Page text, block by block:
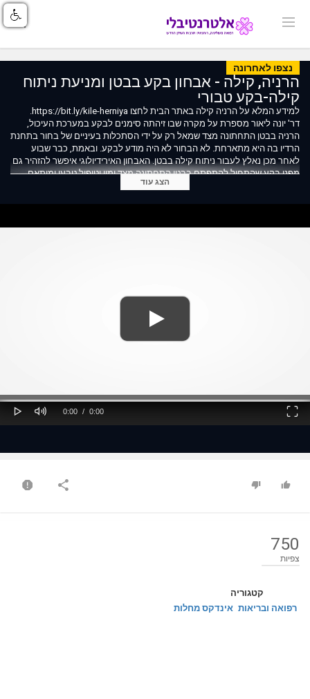
נצפו לאחרונה
הרניה, קילה - אבחון בקע בבטן ומניעת ניתוח
קילה-בקע טבורי
למידע המלא על הרניה קילה באתר הבית לחצו https://bit.ly/kile-herniya.
דר' יונה ליאור מספרת על מקרה שבו זיהתה סימנים לבקע במערכת העיכול,
הרניה בבטן התחתונה מצד שמאל רק על ידי הסתכלות בעיניים של בחור בתחנת
הרדיו בה היא מתארחת. לא הבחור לא היה מודע לבקע. ובאמת, כבר שבוע
לאחר מכן נאלץ לעבור ניתוח קילה בבטן. האבחון האירידיולוגי איפשר להזהיר גם
מפני בקע שהתחיל להתפתח בבטן התחתונה מצד ימין וטיפול טבעי ומותאם
אישית מנע התפרצות הרניה נוספת וניתוח בקע מיותר נוסף.
הצג עוד
Play Mute
Current
0:00 /
Duration
0:00
Fullscreen
750
צפיות
קטגוריה
רפואה ובריאות אינדקס מחלות